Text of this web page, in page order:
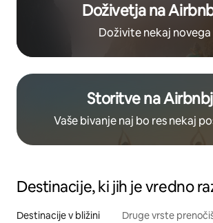
Doživetja na
Doživite nekaj novega
Storitve na
Vaše bivanje naj bo res nekaj
Destinacije, ki jih je vredno
Destinacije v bližini Druge vrste